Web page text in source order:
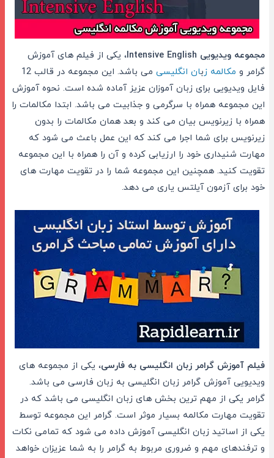
مجموعه ویدیویی Intensive English
، یکی از فیلم های آموزش
گرامر و مکالمه زبان انگلیسی
می باشد. این مجموعه در قالب 12
فایل ویدیویی برای زبان آموزان عزیز آماده شده است. نحوه آموزش
این مجموعه همراه با سرگرمی و جذابیت می باشد. ابتدا مکالمات را
همراه با زیرنویس بیان می کند و بعد همان مکالمات را بدون
زیرنویس برای شما اجرا می کند که این عمل باعث می شود که
مهارت شنیداری خود را ارزیابی کرده و آن را همراه با این مجموعه
تقویت کنید. همچنین این مجموعه شما را در تقویت مهارت های
خود برای آزمون آیلتس یاری می دهد.
فیلم آموزش گرامر زبان انگلیسی به فارسی، یکی از مجموعه های
ویدیویی آموزش گرامر زبان انگلیسی به زبان فارسی می باشد.
گرامر یکی از مهم ترین بخش های زبان انگلیسی می باشد که در
تقویت مهارت مکالمه بسیار موثر است. گرامر این مجموعه توسط
یکی از اساتید زبان انگلیسی آموزش داده می شود که تمامی نکات
و ترفندهای مهم و ضروری مربوط به گرامر را به شما عزیزان خواهد